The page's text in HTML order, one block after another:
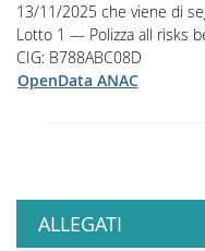
13/11/2025 che viene di
Lotto 1 — Polizza all risks
CIG: B788ABC08D
OpenData ANAC
ALLEGATI